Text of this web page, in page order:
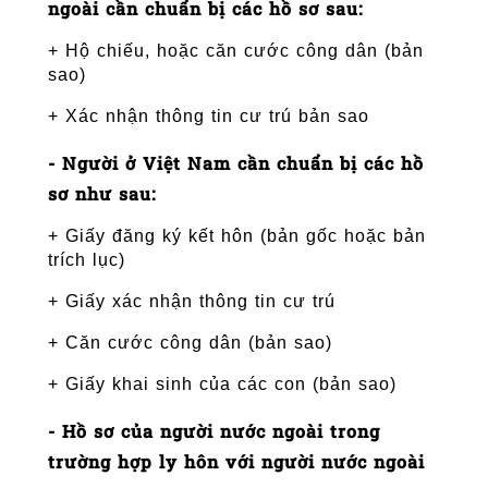
ngoài cần chuẩn bị các hồ sơ sau:
+ Hộ chiếu, hoặc căn cước công dân (bản
sao)
+ Xác nhận thông tin cư trú bản sao
- Người ở Việt Nam cần chuẩn bị các hồ
sơ như sau:
+ Giấy đăng ký kết hôn (bản gốc hoặc bản
trích lục)
+ Giấy xác nhận thông tin cư trú
+ Căn cước công dân (bản sao)
+ Giấy khai sinh của các con (bản sao)
- Hồ sơ của người nước ngoài trong
trường hợp ly hôn với người nước ngoài